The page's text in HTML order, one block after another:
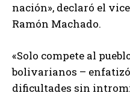
nación», declaró el
Ramón Machado.
«Solo compete al
bolivarianos –
dificultades sin